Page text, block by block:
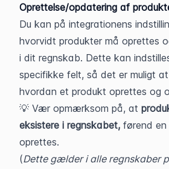
Oprettelse/opdatering af
Du kan på integrationens
hvorvidt produkter må oprettes
i dit regnskab. Dette kan
specifikke felt, så det er muligt
hvordan et produkt oprettes og
💡 Vær opmærksom på, at
eksistere i regnskabet, førend en
oprettes.
(Dette gælder i alle regnskaber